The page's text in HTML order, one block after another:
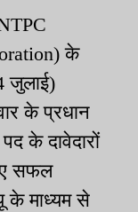
के
जुलाई)
के प्रधान
के दावेदारों
सफल
के माध्यम से